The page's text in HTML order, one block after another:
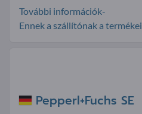
További információk-
Ennek a szállítónak a termékei
Pepperl+Fuchs SE